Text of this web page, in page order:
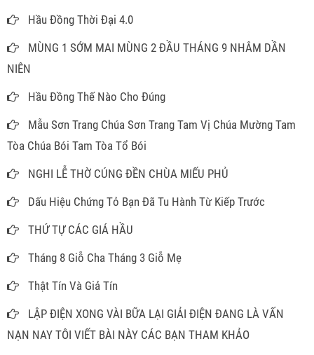
Hầu Đồng Thời Đại 4.0
MÙNG 1 SỚM MAI MÙNG 2 ĐẦU THÁNG 9 NHÂM DẦN
NIÊN
Hầu Đồng Thế Nào Cho Đúng
Mẫu Sơn Trang Chúa Sơn Trang Tam Vị Chúa Mường Tam
Tòa Chúa Bói Tam Tòa Tổ Bói
NGHI LỄ THỜ CÚNG ĐỀN CHÙA MIẾU PHỦ
Dấu Hiệu Chứng Tỏ Bạn Đã Tu Hành Từ Kiếp Trước
THỨ TỰ CÁC GIÁ HẦU
Tháng 8 Giỗ Cha Tháng 3 Giỗ Mẹ
Thật Tín Và Giả Tín
LẬP ĐIỆN XONG VÀI BỮA LẠI GIẢI ĐIỆN ĐANG LÀ VẤN
NẠN NAY TÔI VIẾT BÀI NÀY CÁC BẠN THAM KHẢO